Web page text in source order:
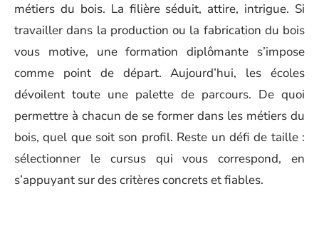
métiers du bois. La filière séduit, attire, intrigue. Si
travailler dans la production ou la fabrication du bois
vous motive, une formation diplômante s’impose
comme point de départ. Aujourd’hui, les écoles
dévoilent toute une palette de parcours. De quoi
permettre à chacun de se former dans les métiers du
bois, quel que soit son profil. Reste un défi de taille :
sélectionner le cursus qui vous correspond, en
s’appuyant sur des critères concrets et fiables.